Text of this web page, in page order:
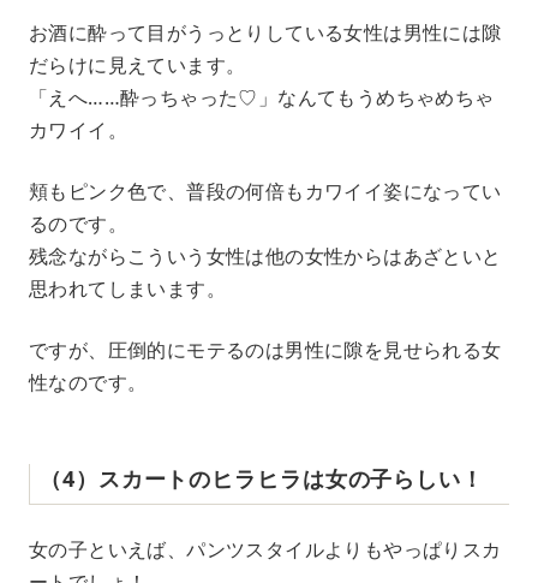
お酒に酔って目がうっとりしている女性は男性には隙
だらけに見えています。
「えへ……酔っちゃった♡」なんてもうめちゃめちゃ
カワイイ。
頬もピンク色で、普段の何倍もカワイイ姿になってい
るのです。
残念ながらこういう女性は他の女性からはあざといと
思われてしまいます。
ですが、圧倒的にモテるのは男性に隙を見せられる女
性なのです。
（4）スカートのヒラヒラは女の子らしい！
女の子といえば、パンツスタイルよりもやっぱりスカ